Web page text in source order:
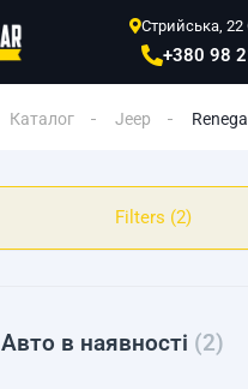
Стрийська, 22
+380 98
Каталог Jeep
Filters (2)
Авто в наявності (2)